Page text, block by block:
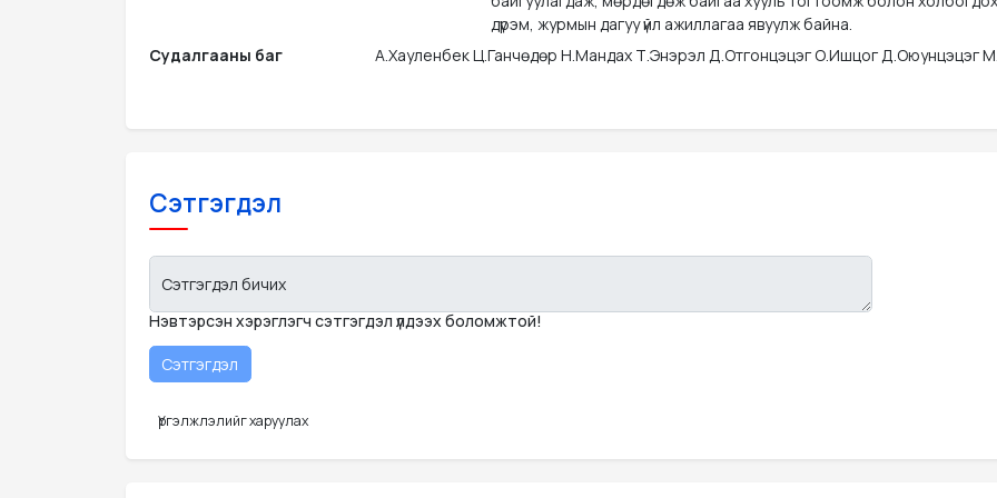
дүрэм, журмын дагуу үйл ажиллагаа явуулж байна.
Судалгааны баг
А.Хауленбек Ц.Ганчөдөр Н.Мандах Т.Энэрэл Д.Отгонцэцэг О.Ишцог Д.Оюунцэцэг
Сэтгэгдэл
Сэтгэгдэл бичих
Нэвтэрсэн хэрэглэгч сэтгэгдэл үлдээх боломжтой!
Үргэлжлэлийг харуулах